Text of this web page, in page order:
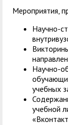
Мероприятия,
Научно-
Научно-
учебных
учебной